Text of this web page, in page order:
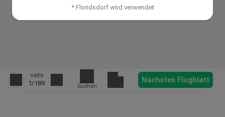
* Floridsdorf wird verwendet
seite
1/189 Suchen
Nächstes Flugblatt